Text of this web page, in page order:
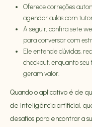
Oferece correções
agendar aulas com
A seguir, confira sete
para conversar com
Ele entende dúvidas,
checkout, enquanto
geram valor.
Quando o aplicativo é de
de inteligência artificial,
desafios para encontrar a